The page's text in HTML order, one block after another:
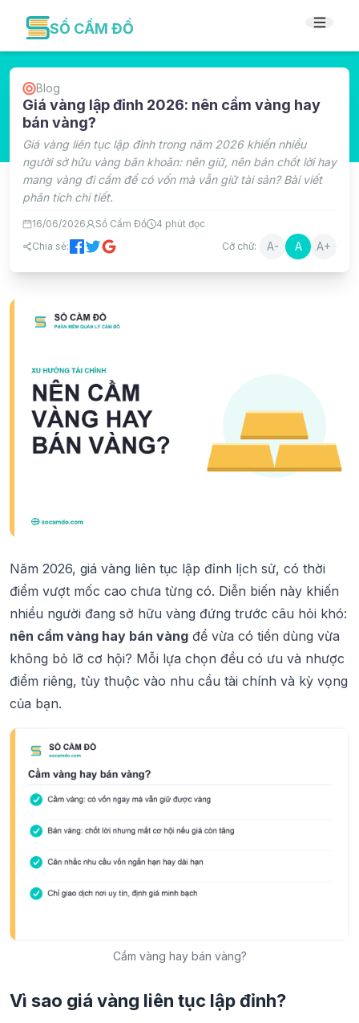
SỔ CẦM ĐỒ
Blog
Giá vàng lập đỉnh 2026: nên cầm vàng hay
bán vàng?
Giá vàng liên tục lập đỉnh trong năm 2026 khiến nhiều
người sở hữu vàng băn khoăn: nên giữ, nên bán chốt lời hay
mang vàng đi cầm để có vốn mà vẫn giữ tài sản? Bài viết
phân tích chi tiết.
16/06/2026 Sổ Cầm Đồ 4 phút đọc
Chia sẻ:
Cỡ chữ: A- A A+
Năm 2026, giá vàng liên tục lập đỉnh lịch sử, có thời
điểm vượt mốc cao chưa từng có. Diễn biến này khiến
nhiều người đang sở hữu vàng đứng trước câu hỏi khó:
nên cầm vàng hay bán vàng để vừa có tiền dùng vừa
không bỏ lỡ cơ hội? Mỗi lựa chọn đều có ưu và nhược
điểm riêng, tùy thuộc vào nhu cầu tài chính và kỳ vọng
của bạn.
Cầm vàng hay bán vàng?
Vì sao giá vàng liên tục lập đỉnh?